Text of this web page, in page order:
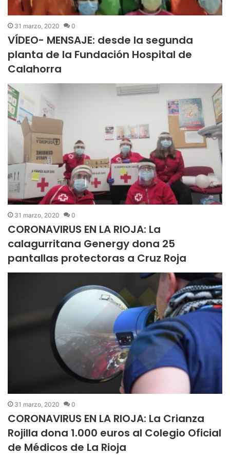
31 marzo, 2020 0
VÍDEO- MENSAJE: desde la segunda
planta de la Fundación Hospital de
Calahorra
31 marzo, 2020 0
CORONAVIRUS EN LA RIOJA: La
calagurritana Genergy dona 25
pantallas protectoras a Cruz Roja
31 marzo, 2020 0
CORONAVIRUS EN LA RIOJA: La Crianza
Rojilla dona 1.000 euros al Colegio Oficial
de Médicos de La Rioja